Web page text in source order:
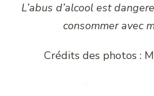
L’abus d’alcool est
consommer avec
Crédits des photos :